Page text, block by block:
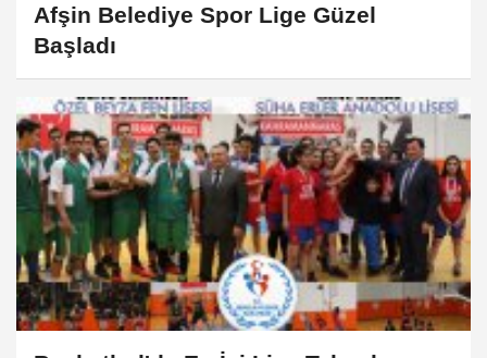
Afşin Belediye Spor Lige Güzel
Başladı